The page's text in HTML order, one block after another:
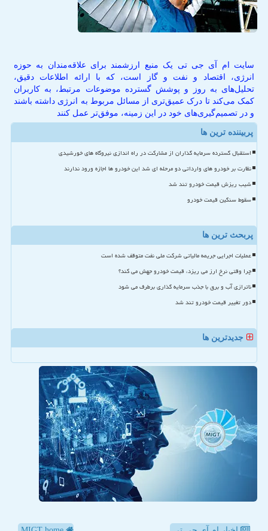
سایت ام آی جی تی یک منبع ارزشمند برای علاقه‌مندان به حوزه
انرژی، اقتصاد و نفت و گاز است، که با ارائه اطلاعات دقیق،
تحلیل‌های به روز و پوشش گسترده موضوعات مرتبط، به کاربران
کمک می‌کند تا درک عمیق‌تری از مسائل مربوط به انرژی داشته باشند
و در تصمیم‌گیری‌های خود در این زمینه، موفق‌تر عمل کنند
پربیننده ترین ها
استقبال گسترده سرمایه گذاران از مشارکت در راه اندازی نیروگاه های خورشیدی
نظارت بر خودرو های وارداتی دو مرحله ای شد این خودرو ها اجازه ورود ندارند
شیب ریزش قیمت خودرو تند شد
سقوط سنگین قیمت خودرو
پربحث ترین ها
عملیات اجرایی جریمه مالیاتی شرکت ملی نفت متوقف شده است
چرا وقتی نرخ ارز می ریزد، قیمت خودرو جهش می کند؟
ناترازی آب و برق با جذب سرمایه گذاری برطرف می شود
دور تغییر قیمت خودرو تند شد
جدیدترین ها